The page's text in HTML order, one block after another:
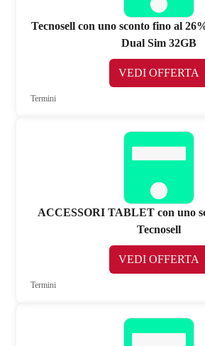
Tecnosell con uno sconto fino al
Dual Sim 32GB
VEDI OFFERTA
Termini
ACCESSORI TABLET con uno
Tecnosell
VEDI OFFERTA
Termini